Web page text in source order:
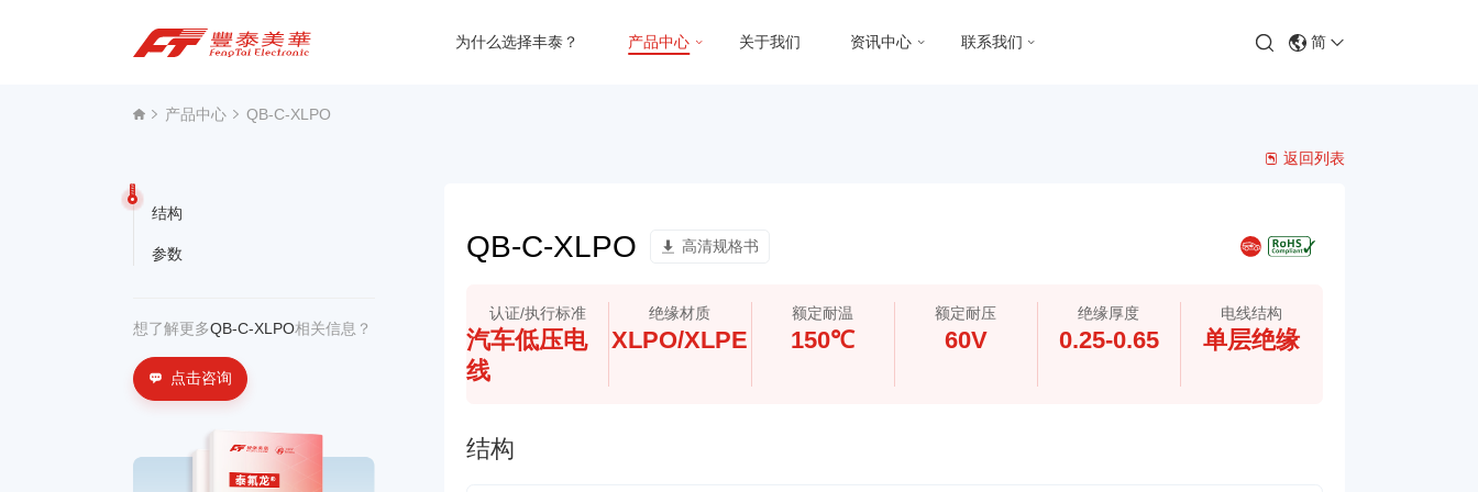
为什么选择丰泰？ 产品中心 关于我们 资讯中心 联系我们 简
产品中心 QB-C-XLPO
结构
参数
想了解更多QB-C-XLPO相关信息？
点击咨询
返回列表
QB-C-XLPO 高清规格书
认证/执行标准
汽车低压电
线
绝缘材质
XLPO/XLPE
额定耐温
150℃
额定耐压
60V
绝缘厚度
0.25-0.65
电线结构
单层绝缘
结构